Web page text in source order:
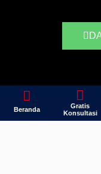
Beranda
Gratis
Konsultasi